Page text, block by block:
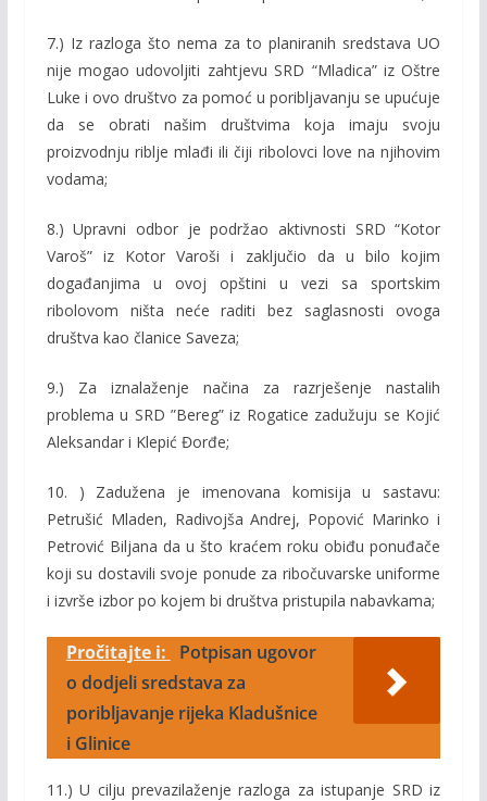
7.) Iz razloga što nema za to planiranih sredstava UO
nije mogao udovoljiti zahtjevu SRD “Mladica” iz Oštre
Luke i ovo društvo za pomoć u poribljavanju se upućuje
da se obrati našim društvima koja imaju svoju
proizvodnju riblje mlađi ili čiji ribolovci love na njihovim
vodama;
8.) Upravni odbor je podržao aktivnosti SRD “Kotor
Varoš” iz Kotor Varoši i zaključio da u bilo kojim
događanjima u ovoj opštini u vezi sa sportskim
ribolovom ništa neće raditi bez saglasnosti ovoga
društva kao članice Saveza;
9.) Za iznalaženje načina za razrješenje nastalih
problema u SRD ”Bereg” iz Rogatice zadužuju se Kojić
Aleksandar i Klepić Đorđe;
10. ) Zadužena je imenovana komisija u sastavu:
Petrušić Mladen, Radivojša Andrej, Popović Marinko i
Petrović Biljana da u što kraćem roku obiđu ponuđače
koji su dostavili svoje ponude za ribočuvarske uniforme
i izvrše izbor po kojem bi društva pristupila nabavkama;
Pročitajte i:
Potpisan ugovor
o dodjeli sredstava za
poribljavanje rijeka Kladušnice
i Glinice
11.) U cilju prevazilaženje razloga za istupanje SRD iz